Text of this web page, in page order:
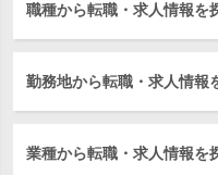
職種から転職・求人情報を
勤務地から転職・求人情報
業種から転職・求人情報を